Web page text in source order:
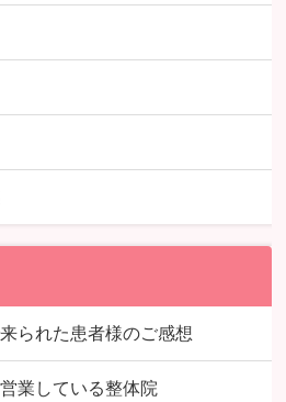
られた患者様のご感想
業している整体院